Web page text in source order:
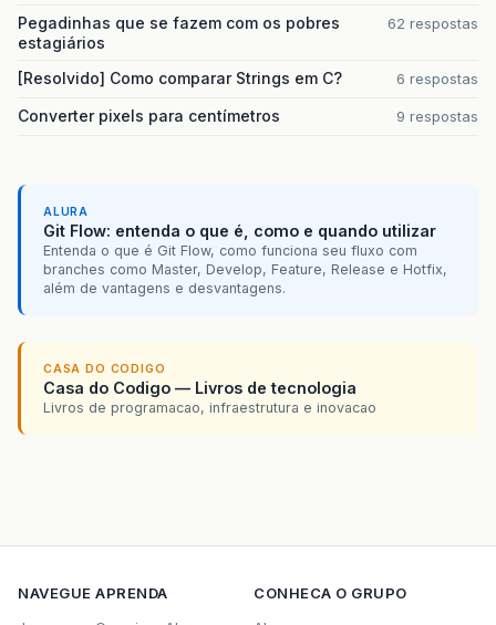
Pegadinhas que se fazem com os pobres
estagiários
62 respostas
[Resolvido] Como comparar Strings em C? 6 respostas
Converter pixels para centímetros 9 respostas
ALURA
Git Flow: entenda o que é, como e quando utilizar
Entenda o que é Git Flow, como funciona seu fluxo com
branches como Master, Develop, Feature, Release e Hotfix,
além de vantagens e desvantagens.
CASA DO CODIGO
Casa do Codigo — Livros de tecnologia
Livros de programacao, infraestrutura e inovacao
NAVEGUE APRENDA
CONHECA O GRUPO